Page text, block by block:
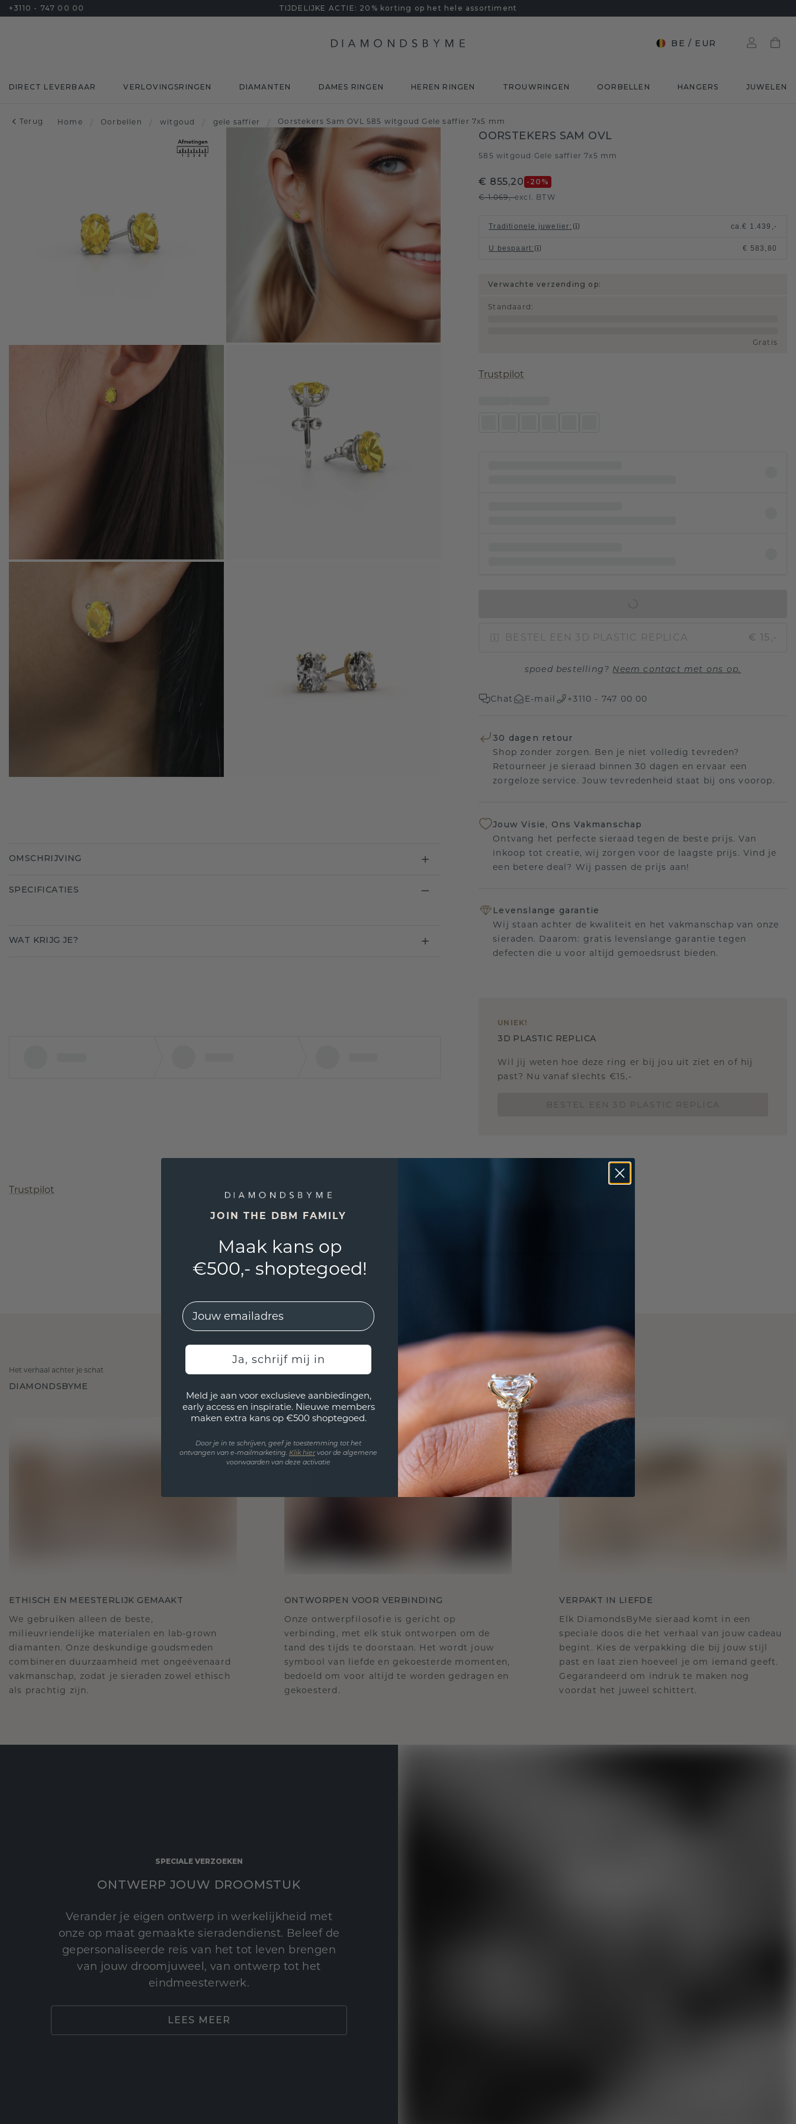
+3110 - 747 00 00 TIJDELIJKE ACTIE: 20% korting op het hele assortiment
BE / EUR
DIRECT LEVERBAAR VERLOVINGSRINGEN DIAMANTEN DAMES RINGEN HEREN RINGEN TROUWRINGEN OORBELLEN HANGERS JUWELEN
Terug Home / Oorbellen / witgoud / gele saffier / Oorstekers Sam OVL 585 witgoud Gele saffier 7x5 mm
OORSTEKERS SAM OVL
585 witgoud Gele saffier 7x5 mm
€ 855,20 -20 %
€ 1.069,-excl. BTW
Traditionele juwelier: ca.€ 1.439,-
U bespaart: € 583,80
Verwachte verzending op:
Standaard :
Gratis
Trustpilot
BESTEL EEN 3D PLASTIC REPLICA € 15,-
spoed bestelling? Neem contact met ons op.
Chat E-mail +3110 - 747 00 00
30 dagen retour
Shop zonder zorgen. Ben je niet volledig tevreden?
Retourneer je sieraad binnen 30 dagen en ervaar een
zorgeloze service. Jouw tevredenheid staat bij ons voorop.
Jouw Visie, Ons Vakmanschap
Ontvang het perfecte sieraad tegen de beste prijs. Van
inkoop tot creatie, wij zorgen voor de laagste prijs. Vind je
een betere deal? Wij passen de prijs aan!
Levenslange garantie
Wij staan achter de kwaliteit en het vakmanschap van onze
sieraden. Daarom: gratis levenslange garantie tegen
defecten die u voor altijd gemoedsrust bieden.
UNIEK!
3D PLASTIC REPLICA
Wil jij weten hoe deze ring er bij jou uit ziet en of hij
past? Nu vanaf slechts €15,-
OMSCHRIJVING
SPECIFICATIES
WAT KRIJG JE?
Trustpilot
Het verhaal achter je schat
DIAMONDSBYME
ETHISCH EN MEESTERLIJK GEMAAKT
We gebruiken alleen de beste,
milieuvriendelijke materialen en lab-grown
diamanten. Onze deskundige goudsmeden
combineren duurzaamheid met ongeëvenaard
vakmanschap, zodat je sieraden zowel ethisch
als prachtig zijn.
ONTWORPEN VOOR VERBINDING
Onze ontwerpfilosofie is gericht op
verbinding, met elk stuk ontworpen om de
tand des tijds te doorstaan. Het wordt jouw
symbool van liefde en gekoesterde momenten,
bedoeld om voor altijd te worden gedragen en
gekoesterd.
VERPAKT IN LIEFDE
Elk DiamondsByMe sieraad komt in een
speciale doos die het verhaal van jouw cadeau
begint. Kies de verpakking die bij jouw stijl
past en laat zien hoeveel je om iemand geeft.
Gegarandeerd om indruk te maken nog
voordat het juweel schittert.
SPECIALE VERZOEKEN
ONTWERP JOUW DROOMSTUK
Verander je eigen ontwerp in werkelijkheid met
onze op maat gemaakte sieradendienst. Beleef de
gepersonaliseerde reis van het tot leven brengen
van jouw droomjuweel, van ontwerp tot het
eindmeesterwerk.
LEES MEER
JOIN THE DBM FAMILY
Maak kans op
€500,- shoptegoed!
EMail
Ja, schrijf mij in
Meld je aan voor exclusieve aanbiedingen,
early access en inspiratie. Nieuwe members
maken extra kans op €500 shoptegoed.
Door je in te schrijven, geef je toestemming tot het
ontvangen van e-mailmarketing. Klik hiervoor de algemene
voorwaarden van deze activatie